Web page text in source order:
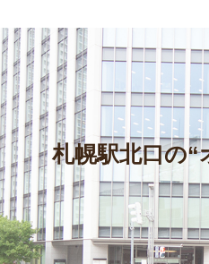
札幌駅北口の“